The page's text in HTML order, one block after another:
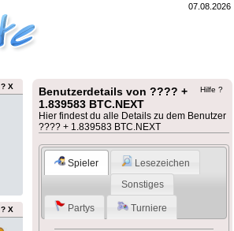
07.08.2026
Benutzerdetails von ???? +
1.839583 BTC.NEXT
Hilfe ?
Hier findest du alle Details zu dem Benutzer
???? + 1.839583 BTC.NEXT
Spieler
Lesezeichen
Sonstiges
Partys Turniere
? X
? X